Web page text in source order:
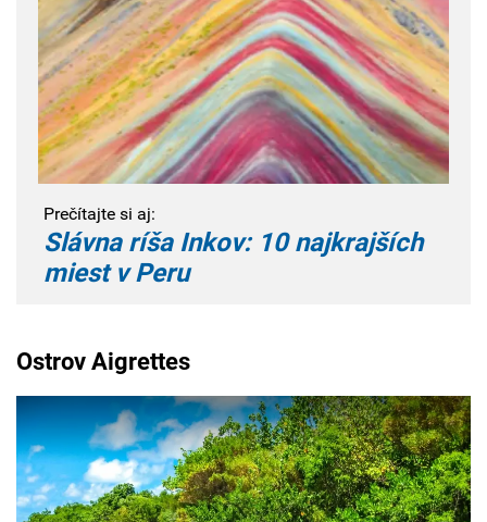
Prečítajte si aj:
Slávna ríša Inkov: 10 najkrajších
miest v Peru
Ostrov Aigrettes